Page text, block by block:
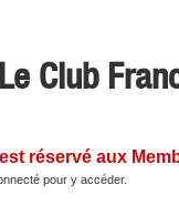
Club
réservé aux
pour y accéder.